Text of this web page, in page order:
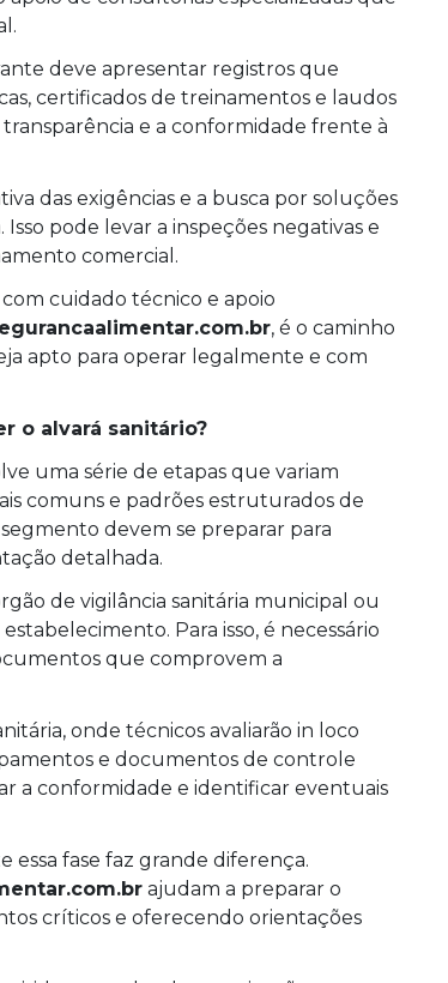
deve apresentar registros que
certificados de treinamentos e laudos
e a conformidade frente à
das exigências e a busca por soluções
pode levar a inspeções negativas e
comercial.
cuidado técnico e apoio
, é o caminho
apto para operar legalmente e com
o alvará sanitário?
uma série de etapas que variam
comuns e padrões estruturados de
devem se preparar para
detalhada.
de vigilância sanitária municipal ou
Para isso, é necessário
que comprovem a
onde técnicos avaliarão in loco
e documentos de controle
a conformidade e identificar eventuais
essa fase faz grande diferença.
ajudam a preparar o
críticos e oferecendo orientações